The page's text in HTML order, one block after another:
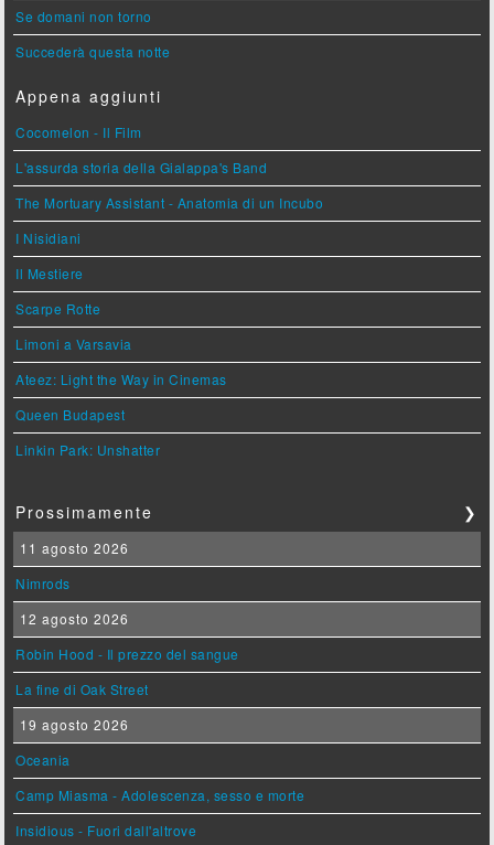
Se domani non torno
Succederà questa notte
Appena aggiunti
Cocomelon - Il Film
L'assurda storia della Gialappa's Band
The Mortuary Assistant - Anatomia di un Incubo
I Nisidiani
Il Mestiere
Scarpe Rotte
Limoni a Varsavia
Ateez: Light the Way in Cinemas
Queen Budapest
Linkin Park: Unshatter
Prossimamente ❯
11 agosto 2026
Nimrods
12 agosto 2026
Robin Hood - Il prezzo del sangue
La fine di Oak Street
19 agosto 2026
Oceania
Camp Miasma - Adolescenza, sesso e morte
Insidious - Fuori dall'altrove